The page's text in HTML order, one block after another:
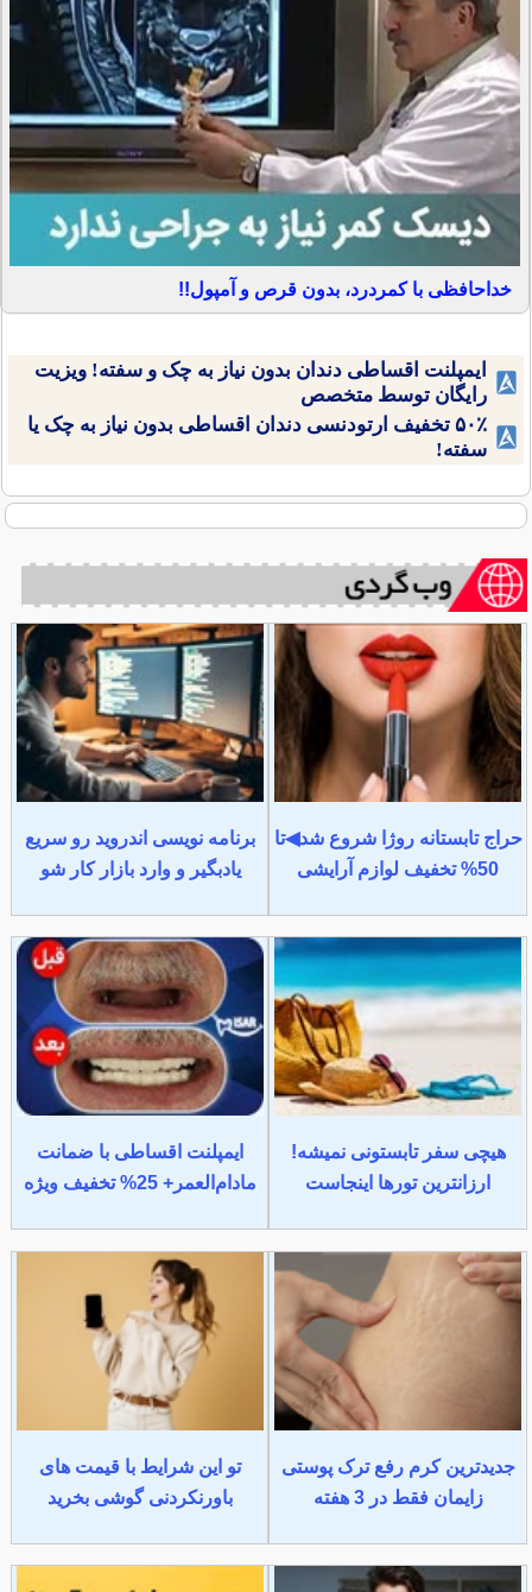
خداحافظی با کمردرد، بدون قرص و آمپول!!
ایمپلنت اقساطی دندان بدون نیاز به چک و سفته! ویزیت
رایگان توسط متخصص
۵۰٪ تخفیف ارتودنسی دندان اقساطی بدون نیاز به چک یا
سفته!
حراج تابستانه روژا شروع شد◀تا
50% تخفیف لوازم آرایشی
برنامه نویسی اندروید رو سریع
یادبگیر و وارد بازار کار شو
هیچی سفر تابستونی نمیشه!
ارزانترین تورها اینجاست
ایمپلنت اقساطی با ضمانت
مادام‌العمر+ 25% تخفیف ویژه
جدیدترین کرم رفع ترک پوستی
زایمان فقط در 3 هفته
تو این شرایط با قیمت های
باورنکردنی گوشی بخرید